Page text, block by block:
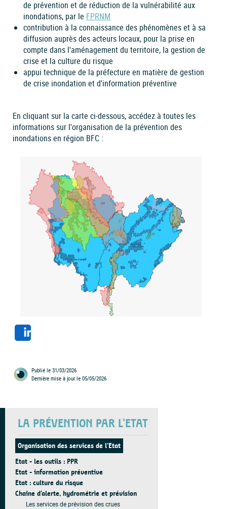
de prévention et de réduction de la vulnérabilité aux
inondations, par le FPRNM
contribution à la connaissance des phénomènes et à sa
diffusion auprès des acteurs locaux, pour la prise en
compte dans l'aménagement du territoire, la gestion de
crise et la culture du risque
appui technique de la préfecture en matière de gestion
de crise inondation et d'information préventive
En cliquant sur la carte ci-dessous, accédez à toutes les
informations sur l'organisation de la prévention des
inondations en région BFC :
Publié le 31/03/2026
Dernière mise à jour le 05/05/2026
LA PRÉVENTION PAR L'ETAT
Organisation des services de l'Etat
Etat - les outils : PPR
Etat - information préventive
Etat : culture du risque
Chaîne d’alerte, hydrométrie et prévision
Les services de prévision des crues